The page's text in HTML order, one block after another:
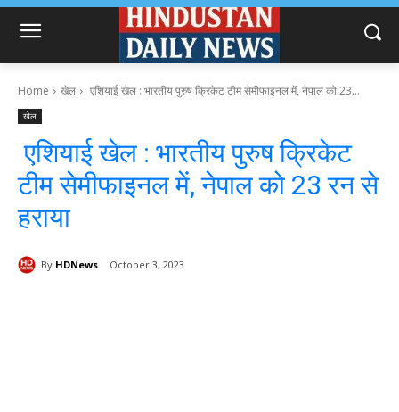
Home खेल एशियाई खेल : भारतीय पुरुष क्रिकेट टीम सेमीफाइनल में, नेपाल को 23...
खेल
एशियाई खेल : भारतीय पुरुष क्रिकेट
टीम सेमीफाइनल में, नेपाल को 23 रन से
हराया
By HDNews October 3, 2023